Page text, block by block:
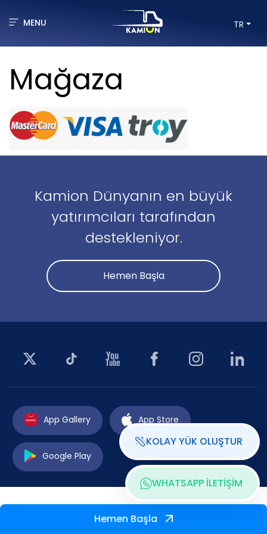
MENU TR
Mağaza
Kamion Dünyanın en büyük
yatırımcıları tarafından
destekleniyor.
Hemen Başla
App Gallery App Store
Google Play
Hemen Başla
KOLAY YÜK OLUŞTUR
WHATSAPP İLETİŞİM